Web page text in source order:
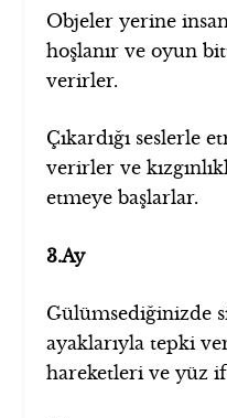
Objeler yerine
hoşlanır ve oyun
verirler.
Çıkardığı seslerle
verirler ve
etmeye başlarlar.
3.Ay
Gülümsediğinizde
ayaklarıyla tepki
hareketleri ve yüz